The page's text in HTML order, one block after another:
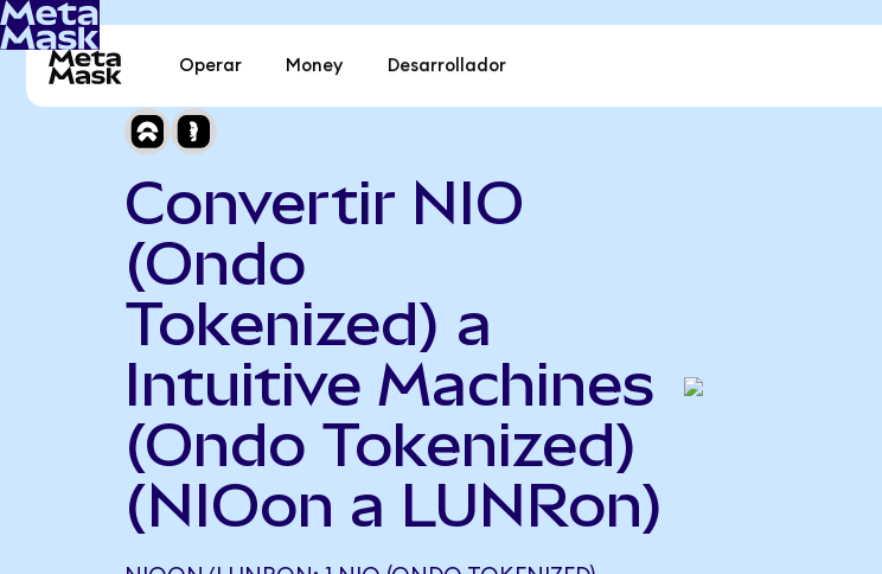
Operar Money Desarrollador
Convertir NIO
(Ondo
Tokenized) a
Intuitive Machines
(Ondo Tokenized)
(NIOon a LUNRon)